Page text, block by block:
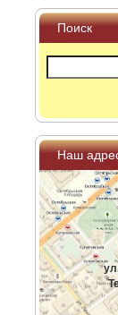
Поиск
Наш